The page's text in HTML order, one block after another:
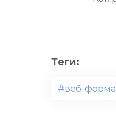
Теги:
#веб-форма